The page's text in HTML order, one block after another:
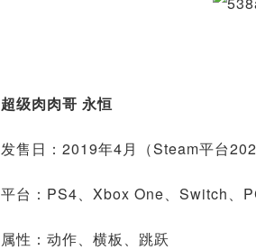
超级肉肉哥 永恒
发售日：2019年4月（Steam平台
平台：PS4、Xbox One、Switch、
属性：动作、横板、跳跃